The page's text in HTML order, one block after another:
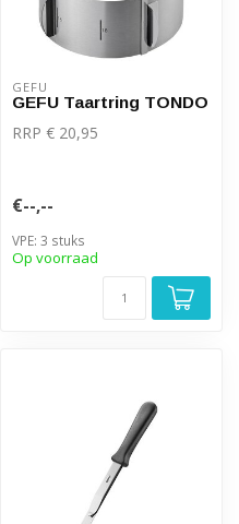
GEFU
GEFU Taartring TONDO
RRP € 20,95
€--,--
VPE: 3 stuks
Op voorraad